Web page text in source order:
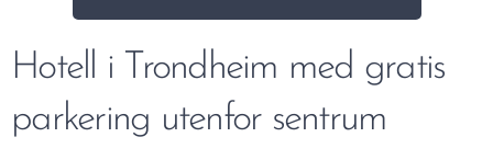
Hotell i Trondheim med gratis
parkering utenfor sentrum